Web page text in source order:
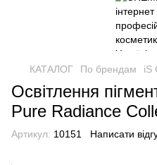
КАТАЛОГ По брендам iS
Освітлення
Pure Radiance
Артикул: 10151 Написати